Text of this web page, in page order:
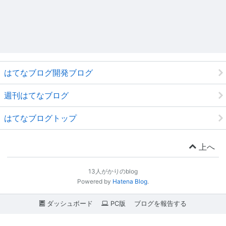
はてなブログ開発ブログ
週刊はてなブログ
はてなブログトップ
上へ
13人がかりのblog
Powered by Hatena Blog.
ダッシュボード PC版 ブログを報告する